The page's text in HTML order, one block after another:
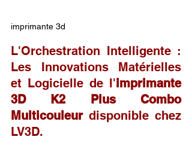
imprimante 3d
L'Orchestration Intelligente :
Les Innovations Matérielles
et Logicielle de l'imprimante
3D K2 Plus Combo
Multicouleur disponible chez
LV3D.